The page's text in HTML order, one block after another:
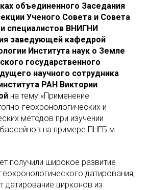
объединенного Заседания
Ученого Совета и Совета
специалистов ВНИГНИ
заведующей кафедрой
Института наук о Земле
государственного
научного сотрудника
РАН Виктории
на тему «Применение
геохронологических и
методов при изучении
на примере ПНГБ м.
получили широкое развитие
датирования,
цирконов из